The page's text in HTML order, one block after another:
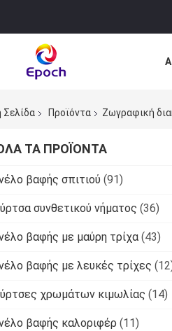
Σελίδα
Προϊόντα Ζωγραφική
ΤΑ ΠΡΟΪΌΝΤΑ
βαφής σπιτιού (91)
συνθετικού νήματος (36)
βαφής με μαύρη τρίχα (43)
βαφής με λευκές τρίχες
χρωμάτων κιμωλίας (14)
βαφής καλοριφέρ (11)